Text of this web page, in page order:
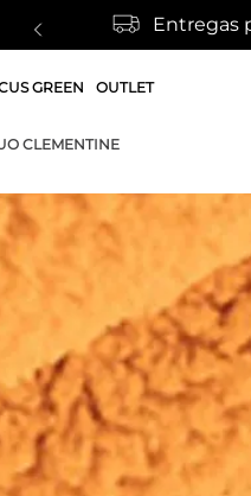
Entregas
GREEN OUTLET
CLEMENTINE